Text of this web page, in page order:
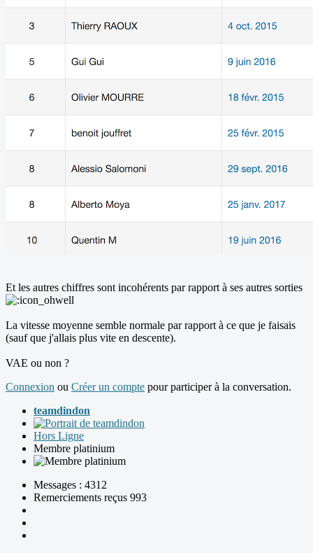
Et les autres chiffres sont incohérents par rapport à ses autres sorties
La vitesse moyenne semble normale par rapport à ce que je faisais
(sauf que j'allais plus vite en descente).
VAE ou non ?
Connexion ou Créer un compte pour participer à la conversation.
teamdindon
Hors Ligne
Membre platinium
Messages : 4312
Remerciements reçus 993